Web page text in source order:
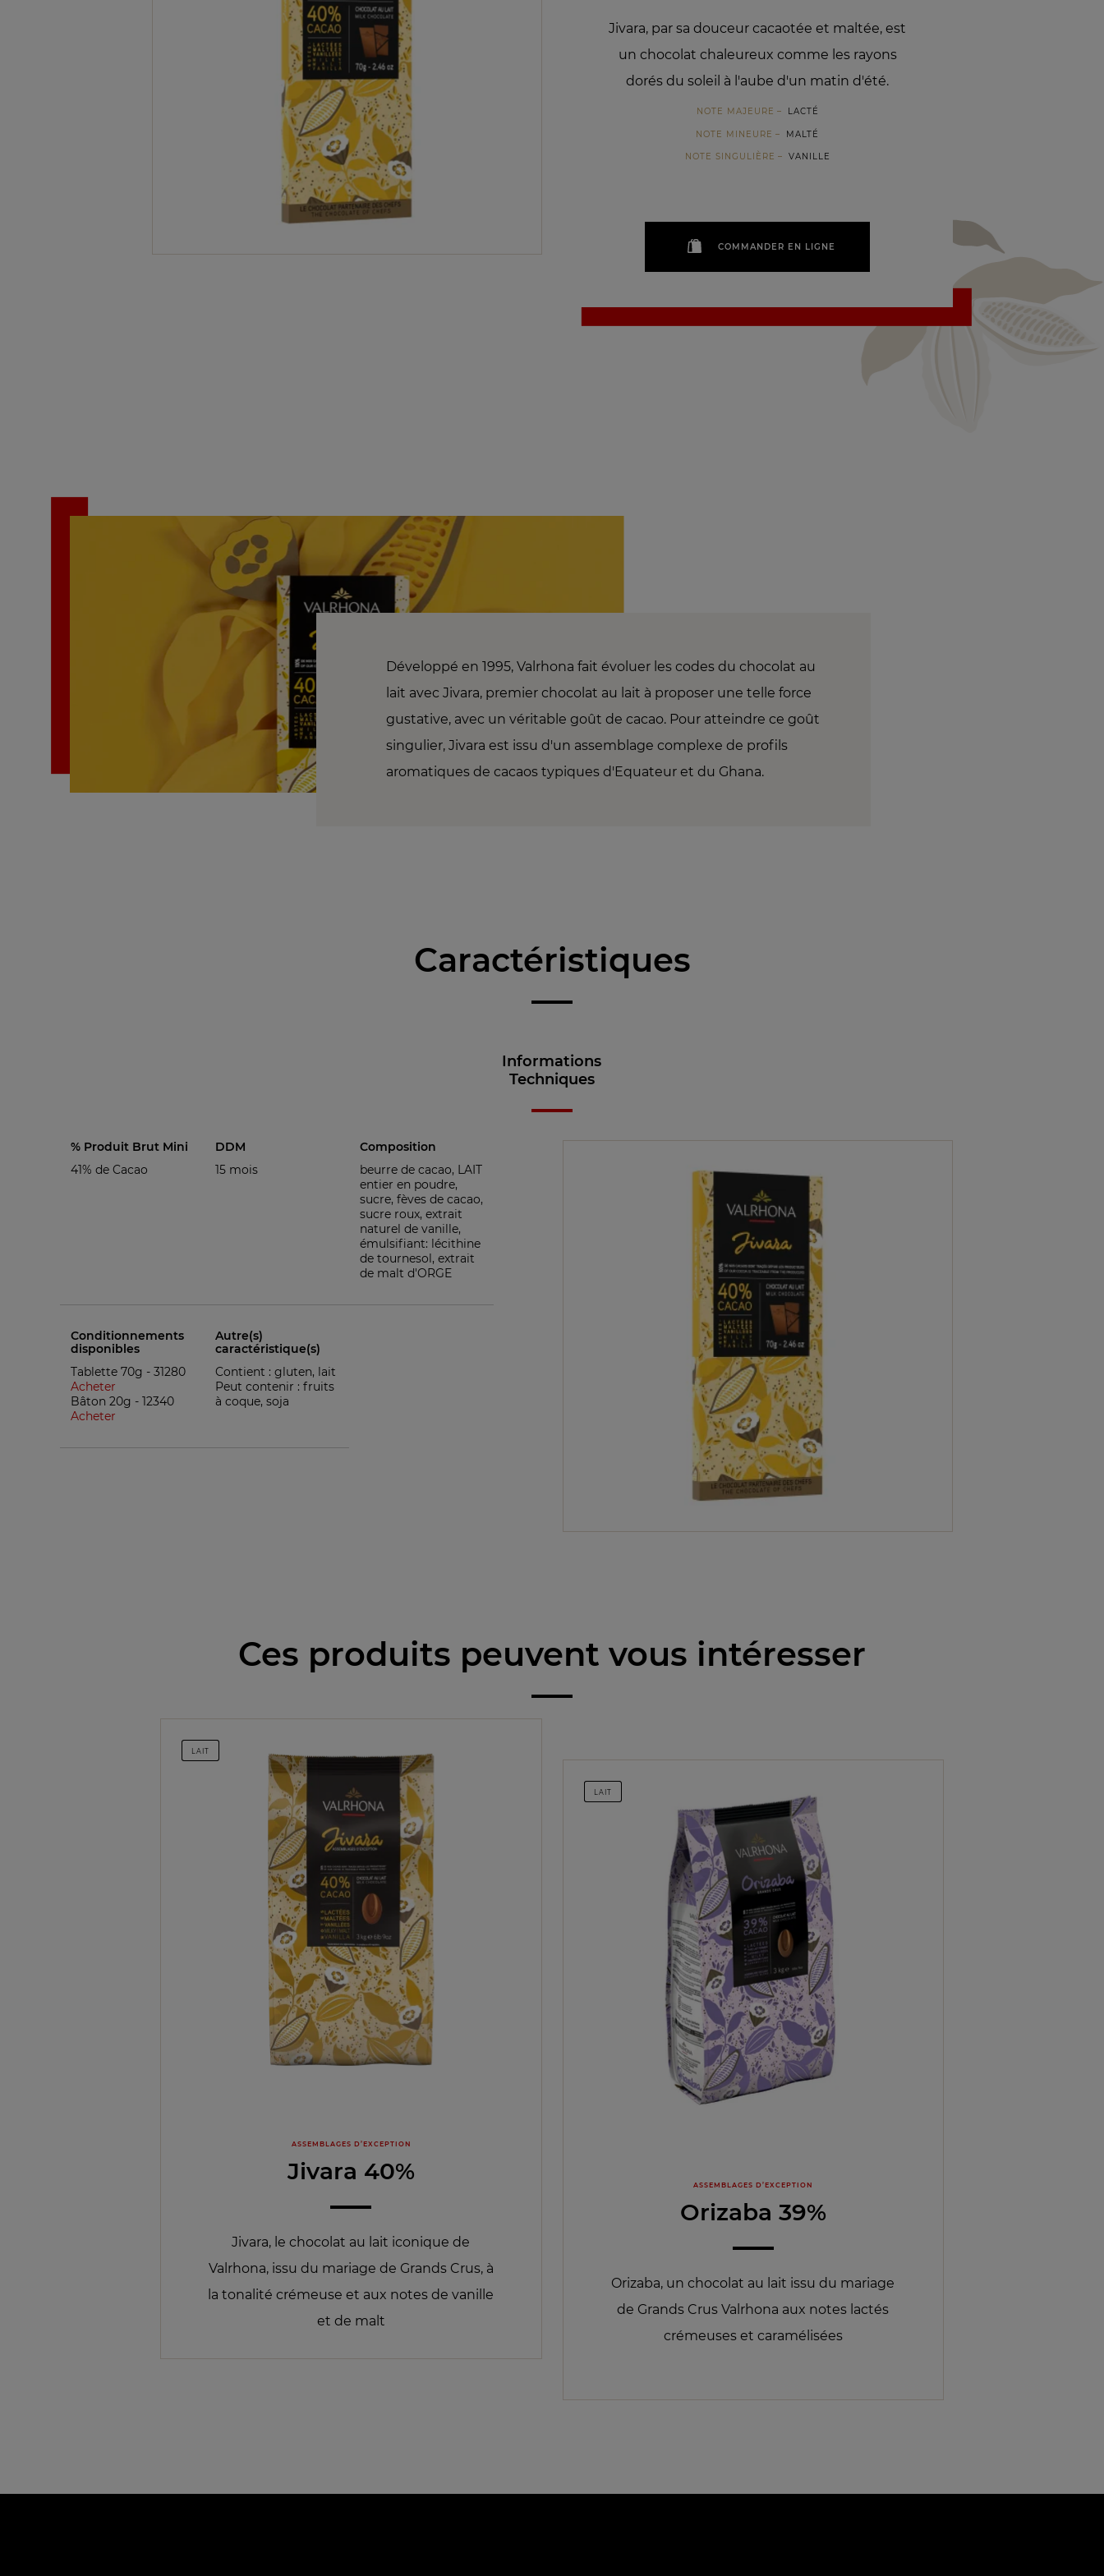
Jivara, par sa douceur cacaotée et maltée, est
un chocolat chaleureux comme les rayons
dorés du soleil à l'aube d'un matin d'été.
NOTE MAJEURE LACTÉ
NOTE MINEURE MALTÉ
NOTE SINGULIÈRE VANILLE
COMMANDER EN LIGNE
Développé en 1995, Valrhona fait évoluer les codes du chocolat au
lait avec Jivara, premier chocolat au lait à proposer une telle force
gustative, avec un véritable goût de cacao. Pour atteindre ce goût
singulier, Jivara est issu d'un assemblage complexe de profils
aromatiques de cacaos typiques d'Equateur et du Ghana.
Caractéristiques
Informations
Techniques
% Produit Brut Mini
41% de Cacao
DDM
15 mois
Composition
beurre de cacao, LAIT
entier en poudre,
sucre, fèves de cacao,
sucre roux, extrait
naturel de vanille,
émulsifiant: lécithine
de tournesol, extrait
de malt d'ORGE
Conditionnements
disponibles
Tablette 70g - 31280
Acheter
Bâton 20g - 12340
Acheter
Autre(s)
caractéristique(s)
Contient : gluten, lait
Peut contenir : fruits
à coque, soja
Ces produits peuvent vous intéresser
LAIT
ASSEMBLAGES D’EXCEPTION
Jivara 40%
Jivara, le chocolat au lait iconique de
Valrhona, issu du mariage de Grands Crus, à
la tonalité crémeuse et aux notes de vanille
et de malt
LAIT
ASSEMBLAGES D’EXCEPTION
Orizaba 39%
Orizaba, un chocolat au lait issu du mariage
de Grands Crus Valrhona aux notes lactés
crémeuses et caramélisées